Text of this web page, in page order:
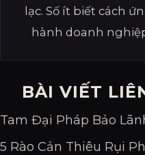
lạc. Số ít biết cách
hành doanh
đúng theo phương
BÀI VIẾT